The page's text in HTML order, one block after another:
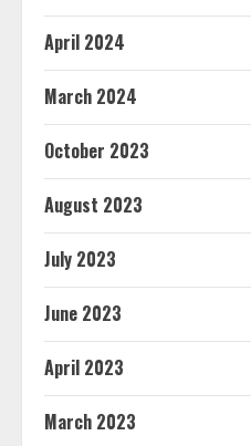
April 2024
March 2024
October 2023
August 2023
July 2023
June 2023
April 2023
March 2023